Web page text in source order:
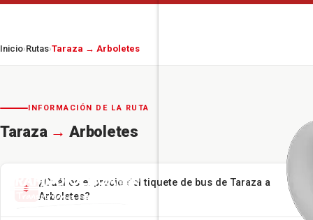
Inicio›Rutas›Taraza → Arboletes
INFORMACIÓN DE LA RUTA
Taraza → Arboletes
¿Cuál es el precio del tiquete de bus de Taraza a
Arboletes?